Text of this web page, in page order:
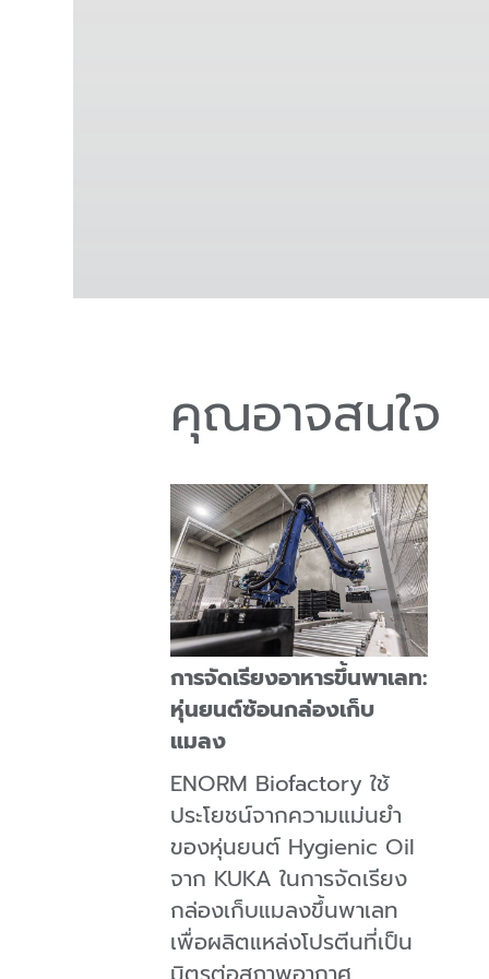
คุณอาจสนใจ
การจัดเรียงอาหารขึ้นพาเลท:
หุ่นยนต์ซ้อนกล่องเก็บ
แมลง
ENORM Biofactory ใช้
ประโยชน์จากความแม่นยํา
ของหุ่นยนต์ Hygienic Oil
จาก KUKA ในการจัดเรียง
กล่องเก็บแมลงขึ้นพาเลท
เพื่อผลิตแหล่งโปรตีนที่เป็น